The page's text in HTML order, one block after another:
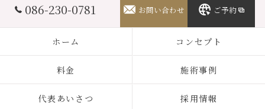
086-230-0781 お問い合わせ ご予約
ホーム コンセプト
料金 施術事例
代表あいさつ 採用情報